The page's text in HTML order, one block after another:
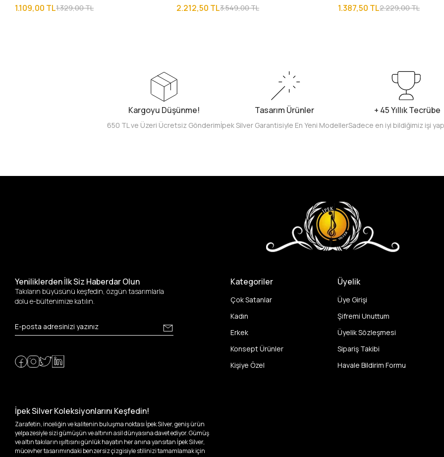
1.109,00 TL1.329,00 TL
2.212,50 TL3.549,00 TL
1.387,50 TL2.229,00 TL
Kargoyu Düşünme!
650 TL ve Üzeri Ücretsiz Gönderim
Tasarım Ürünler
İpek Silver Garantisiyle En Yeni Modeller
+ 45 Yıllık Tecrübe
Sadece en iyi bildiğimiz işi
Yeniliklerden İlk Siz Haberdar Olun
Takıların büyüsünü keşfedin, özgün tasarımlarla
dolu e-bültenimize katılın.
Kategoriler
Çok Satanlar
Kadın
Erkek
Konsept Ürünler
Kişiye Özel
Üyelik
Üye Girişi
Şifremi Unuttum
Üyelik Sözleşmesi
Sipariş Takibi
Havale Bildirim Formu
İpek Silver Koleksiyonlarını Keşfedin!
Zarafetin, inceliğin ve kalitenin buluşma noktası İpek Silver, geniş ürün
yelpazesiyle sizi gümüşün ve altının asil dünyasına davet ediyor. Gümüş
ve altın takıların ışıltısını günlük hayatın her anına yansıtan İpek Silver,
mücevher tasarımındaki benzersiz çizgisiyle stilinizi tamamlamak için